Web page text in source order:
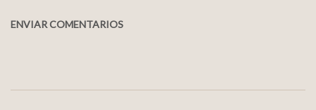
ENVIAR COMENTARIOS